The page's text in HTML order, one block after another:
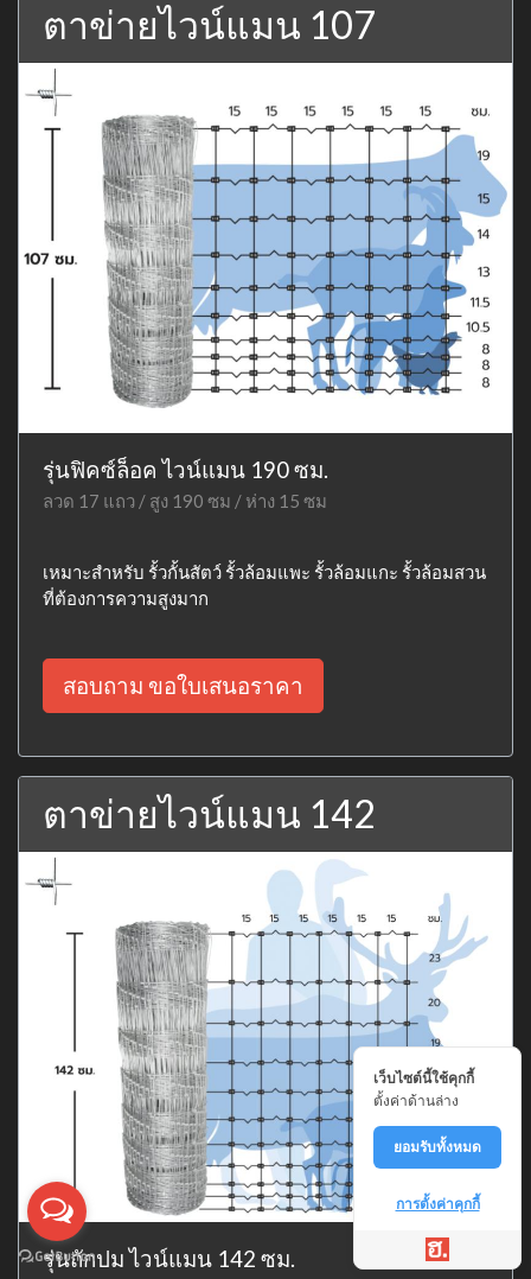
ตาข่ายไวน์แมน 107
รุ่นฟิคซ์ล็อค ไวน์แมน 190 ซม.
ลวด 17 แถว / สูง 190 ซม / ห่าง 15 ซม
เหมาะสำหรับ รั้วกั้นสัตว์ รั้วล้อมแพะ รั้วล้อมแกะ รั้วล้อมสวน
ที่ต้องการความสูงมาก
สอบถาม ขอใบเสนอราคา
ตาข่ายไวน์แมน 142
รุ่นถักปม ไวน์แมน 142 ซม.
เว็บไซต์นี้ใช้คุกกี้
ตั้งค่าด้านล่าง
ยอมรับทั้งหมด
การตั้งค่าคุกกี้